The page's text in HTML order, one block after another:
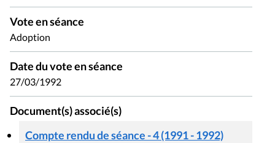
Vote en séance
Adoption
Date du vote en séance
27/03/1992
Document(s) associé(s)
Compte rendu de séance - 4 (1991 - 1992)